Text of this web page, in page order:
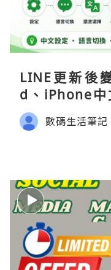
LINE更新後
d、iPhone中
指南
數碼生活筆記